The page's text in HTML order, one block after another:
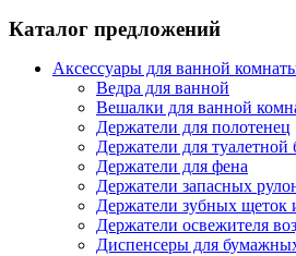
Каталог предложений
Аксессуары для ванной
Ведра для ванной
Вешалки для ванной
Держатели для полотенец
Держатели для туалетной
Держатели для фена
Держатели запасных
Держатели зубных щеток
Держатели освежителя
Диспенсеры для